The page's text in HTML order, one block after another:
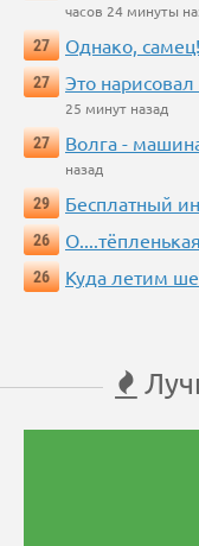
часов 24 минуты
27
Однако,
27
Это
25 минут назад
27
Волга -
назад
29
Бесплатный
26
26
Куда летим